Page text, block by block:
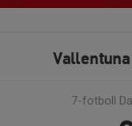
7-fotboll